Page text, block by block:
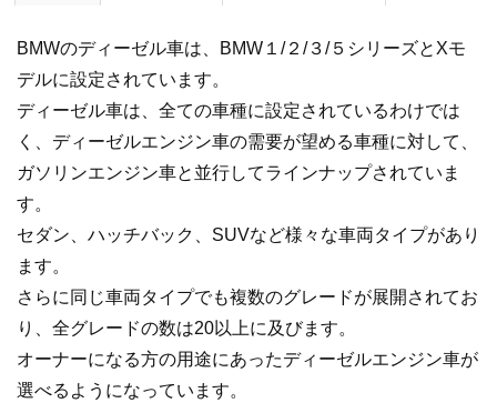
320d xDrive 4ドアクーペ
BMW 5 523d セダン Standard/
BMW X Standard/
[備考]
BMWのディーゼル車は、BMW１/２/３/５シリーズとXモ
デルに設定されています。
ディーゼル車は、全ての車種に設定されているわけでは
く、ディーゼルエンジン車の需要が望める車種に対して、
ガソリンエンジン車と並行してラインナップされていま
す。
セダン、ハッチバック、SUVなど様々な車両タイプがあり
ます。
さらに同じ車両タイプでも複数のグレードが展開されてお
り、全グレードの数は20以上に及びます。
オーナーになる方の用途にあったディーゼルエンジン車が
選べるようになっています。